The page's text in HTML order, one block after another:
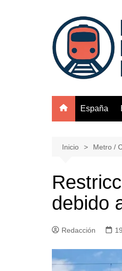
España
Inicio Metro /
debido
Redacción